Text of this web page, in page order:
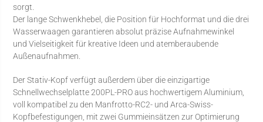
sorgt.
Der lange Schwenkhebel, die Position für Hochformat und die drei
Wasserwaagen garantieren absolut präzise Aufnahmewinkel
und Vielseitigkeit für kreative Ideen und atemberaubende
Außenaufnahmen.
Der Stativ-Kopf verfügt außerdem über die einzigartige
Schnellwechselplatte 200PL-PRO aus hochwertigem Aluminium,
voll kompatibel zu den Manfrotto-RC2- und Arca-Swiss-
Kopfbefestigungen, mit zwei Gummieinsätzen zur Optimierung